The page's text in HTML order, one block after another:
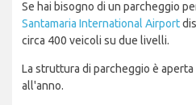
Se hai bisogno di un parcheggio
Santamaria International Airport
circa 400 veicoli su due livelli.
La struttura di parcheggio è
all'anno.